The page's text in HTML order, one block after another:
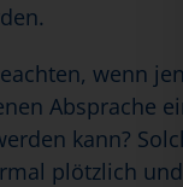
wenn
Absprache
kann?
plötzlich